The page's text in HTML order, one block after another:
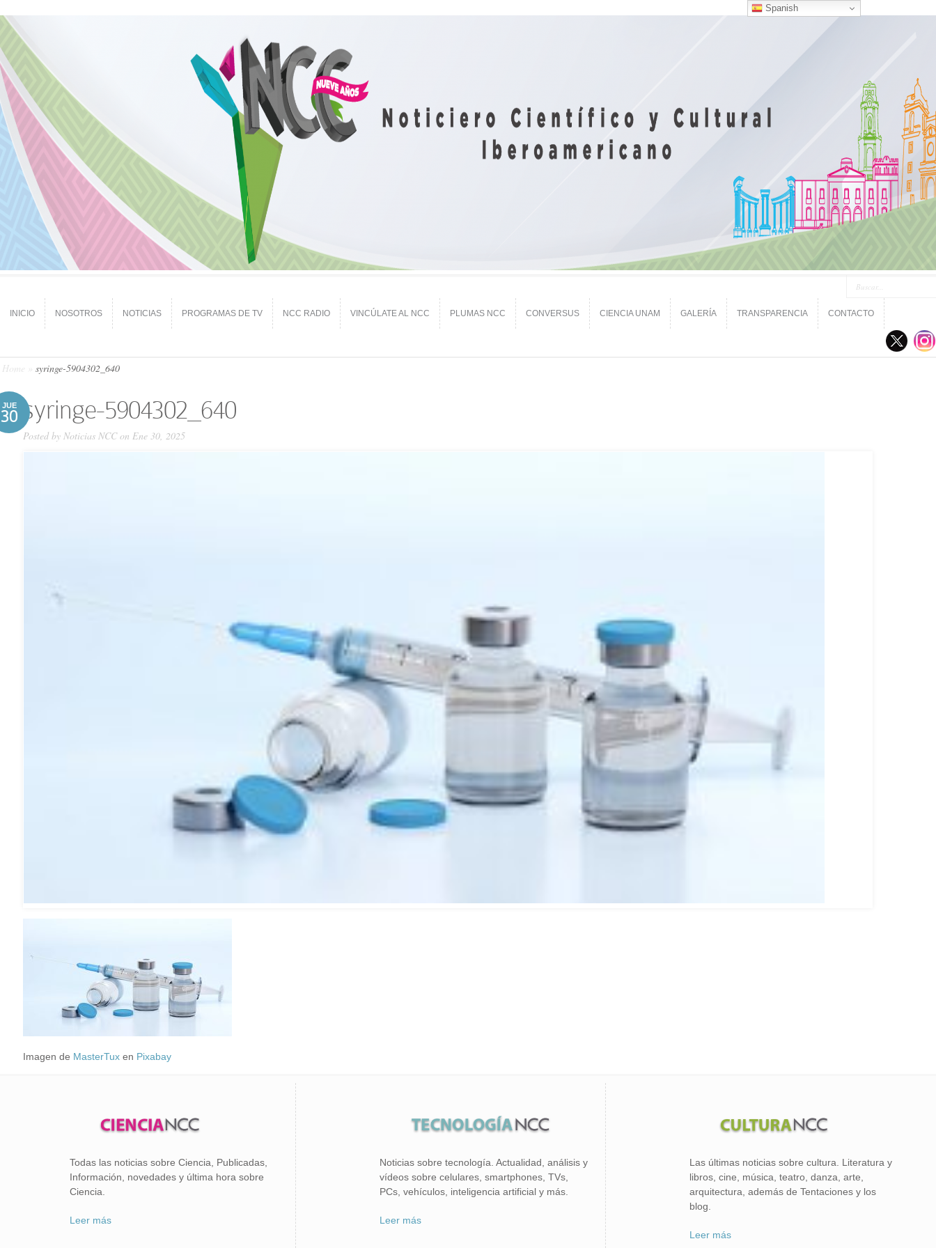
INICIO NOSOTROS NOTICIAS PROGRAMAS DE TV NCC RADIO VINCÚLATE AL NCC PLUMAS NCC CONVERSUS CIENCIA UNAM GALERÍA TRANSPARENCIA CONTACTO
Home syringe-5904302_640
JUE
30 syringe-5904302_640
Posted by Noticias NCCon Ene 30, 2025
Imagen de MasterTux en Pixabay
Todas las noticias sobre Ciencia, Publicadas,
Información, novedades y última hora sobre
Ciencia.
Leer más
Noticias sobre tecnología. Actualidad, análisis y
vídeos sobre celulares, smartphones, TVs,
PCs, vehículos, inteligencia artificial y más.
Leer más
Las últimas noticias sobre cultura. Literatura y
libros, cine, música, teatro, danza, arte,
arquitectura, además de Tentaciones y los
blog.
Leer más
Spanish